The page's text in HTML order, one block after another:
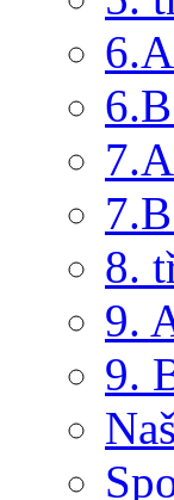
8.
9.
9.